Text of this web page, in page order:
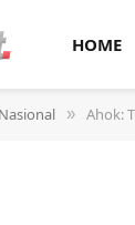
HOME
» Ahok: